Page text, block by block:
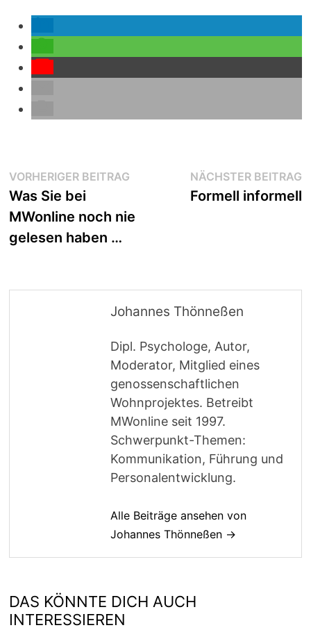
Beitragsnavigation
VORHERIGER BEITRAG Vorheriger
Was Sie bei
MWonline noch nie
gelesen haben …
NÄCHSTER BEITRAG
Formell informell
Johannes Thönneßen
Dipl. Psychologe, Autor,
Moderator, Mitglied eines
genossenschaftlichen
Wohnprojektes. Betreibt
MWonline seit 1997.
Schwerpunkt-Themen:
Kommunikation, Führung und
Personalentwicklung.
Alle Beiträge ansehen von
Johannes Thönneßen →
DAS KÖNNTE DICH AUCH
INTERESSIEREN